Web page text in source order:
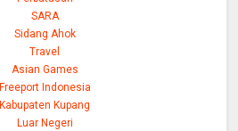
SARA
Sidang Ahok
Travel
Asian Games
Freeport Indonesia
Kabupaten Kupang
Luar Negeri